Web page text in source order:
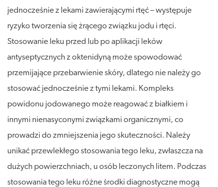
jednocześnie z lekami zawierającymi rtęć – występuje
ryzyko tworzenia się żrącego związku jodu i rtęci.
Stosowanie leku przed lub po aplikacji leków
antyseptycznych z oktenidyną może spowodować
przemijające przebarwienie skóry, dlatego nie należy go
stosować jednocześnie z tymi lekami. Kompleks
powidonu jodowanego może reagować z białkiem i
innymi nienasyconymi związkami organicznymi, co
prowadzi do zmniejszenia jego skuteczności. Należy
unikać przewlekłego stosowania tego leku, zwłaszcza na
dużych powierzchniach, u osób leczonych litem. Podczas
stosowania tego leku różne środki diagnostyczne mogą